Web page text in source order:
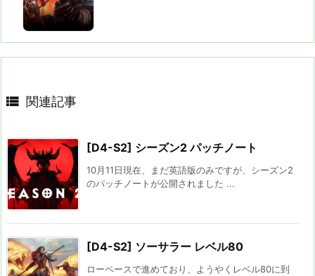
 関連記事
[D4-S2] シーズン2 パッチノート
10月11日現在、まだ英語版のみですが、シーズン2
のパッチノートが公開されました ...
[D4-S2] ソーサラー レベル80
ローペースで進めており、ようやくレベル80に到